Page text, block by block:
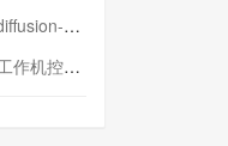
建AI作画平台
预算5000